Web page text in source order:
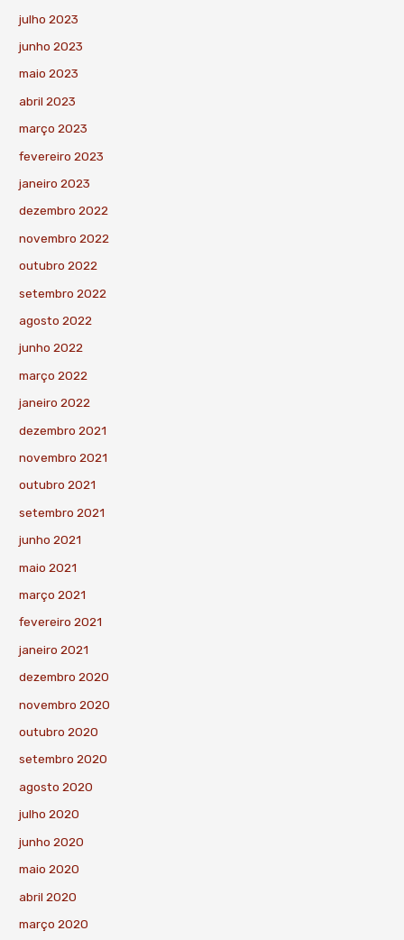
julho 2023
junho 2023
maio 2023
abril 2023
março 2023
fevereiro 2023
janeiro 2023
dezembro 2022
novembro 2022
outubro 2022
setembro 2022
agosto 2022
junho 2022
março 2022
janeiro 2022
dezembro 2021
novembro 2021
outubro 2021
setembro 2021
junho 2021
maio 2021
março 2021
fevereiro 2021
janeiro 2021
dezembro 2020
novembro 2020
outubro 2020
setembro 2020
agosto 2020
julho 2020
junho 2020
maio 2020
abril 2020
março 2020